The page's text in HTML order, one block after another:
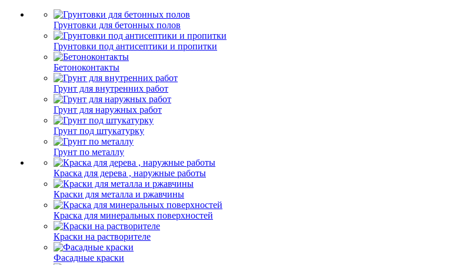
Грунтовки для бетонных полов
Грунтовки под антисептики и пропитки
Бетоноконтакты
Грунт для внутренних работ
Грунт для наружных работ
Грунт под штукатурку
Грунт по металлу
Краска для дерева , наружные работы
Краски для металла и ржавчины
Краска для минеральных поверхностей
Краски на растворителе
Фасадные краски